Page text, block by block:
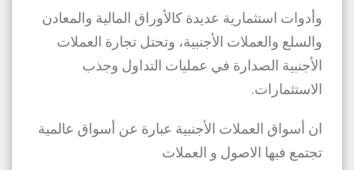
وأدوات استثمارية عديدة كالأوراق المالية والمعادن
والسلع والعملات الأجنبية، وتحتل تجارة العملات
الأجنبية الصدارة في عمليات التداول وجذب
الاستثمارات.
ان أسواق العملات الأجنبية عبارة عن أسواق عالمية
تجتمع فيها الاصول و العملات